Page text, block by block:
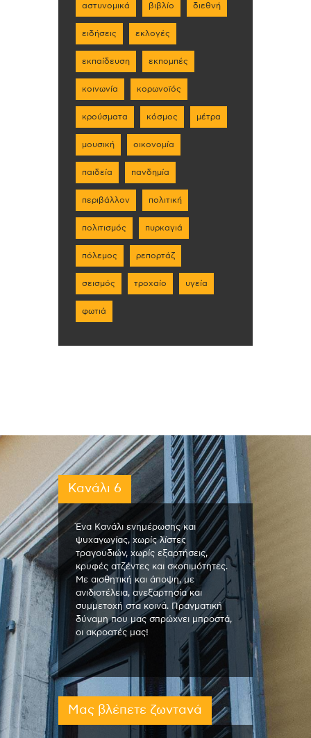
αστυνομικά βιβλίο διεθνή
ειδήσεις εκλογές
εκπαίδευση εκπομπές
κοινωνία κορωνοϊός
κρούσματα κόσμος μέτρα
μουσική οικονομία
παιδεία πανδημία
περιβάλλον πολιτική
πολιτισμός πυρκαγιά
πόλεμος ρεπορτάζ
σεισμός τροχαίο υγεία
φωτιά
Κανάλι 6
Ένα Κανάλι ενημέρωσης και
ψυχαγωγίας, χωρίς λίστες
τραγουδιών, χωρίς εξαρτήσεις,
κρυφές ατζέντες και σκοπιμότητες.
Με αισθητική και άποψη, με
ανιδιοτέλεια, ανεξαρτησία και
συμμετοχή στα κοινά. Πραγματική
δύναμη που μας σπρώχνει μπροστά,
οι ακροατές μας!
Μας βλέπετε ζωντανά